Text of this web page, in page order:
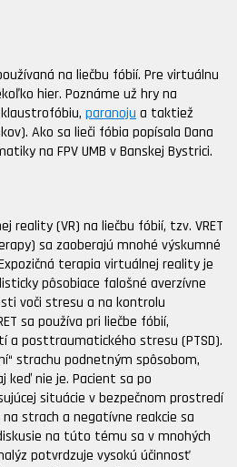
na liečbu fóbií. Pre virtuálnu
hier. Poznáme už hry na
paranoju a taktiež
Ako sa lieči fóbia popísala Dana
na FPV UMB v Banskej Bystrici.
reality (VR) na liečbu fóbií, tzv. VRET
sa zaoberajú mnohé výskumné
terapia virtuálnej reality je
pôsobiace falošné averzívne
voči stresu a na kontrolu
sa používa pri liečbe fóbií,
a posttraumatického stresu (PTSD).
strachu podnetným spôsobom,
keď nie je. Pacient sa po
situácie v bezpečnom prostredí
strach a negatívne reakcie sa
na túto tému sa v mnohých
potvrdzuje vysokú účinnosť